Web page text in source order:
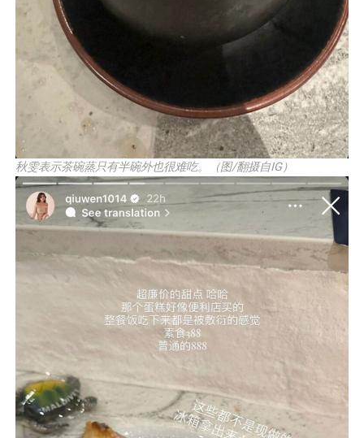
秋雯表示茶碗蒸只有半碗外也很难吃。（图/翻摄自IG）